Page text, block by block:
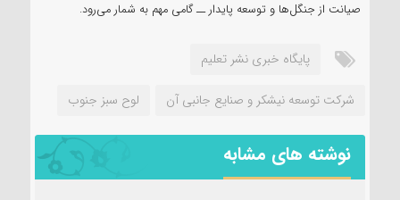
صیانت از جنگل‌ها و توسعه پایدار ــ گامی مهم به شمار می‌رود.
پايگاه خبری نشر تعلیم
شرکت توسعه نیشکر و صنایع جانبی آن لوح سبز جنوب
نوشته های مشابه